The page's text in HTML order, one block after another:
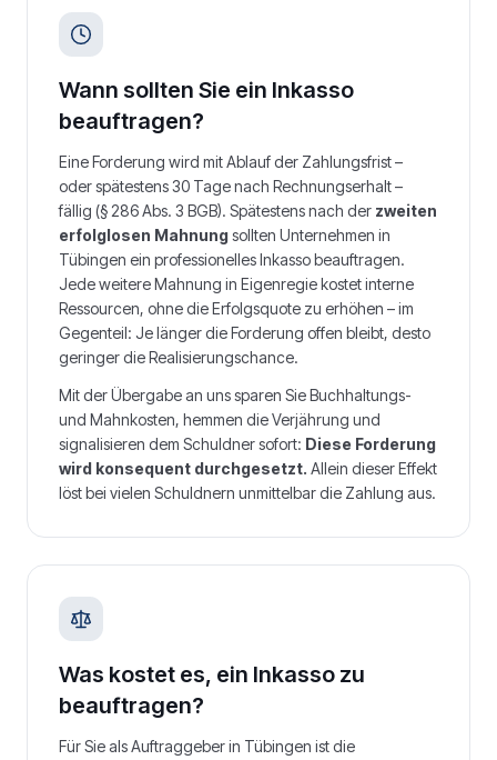
Wann sollten Sie ein Inkasso
beauftragen?
Eine Forderung wird mit Ablauf der Zahlungsfrist –
oder spätestens 30 Tage nach Rechnungserhalt –
fällig (§ 286 Abs. 3 BGB). Spätestens nach der zweiten
erfolglosen Mahnungsollten Unternehmen in
Tübingen ein professionelles Inkasso beauftragen.
Jede weitere Mahnung in Eigenregie kostet interne
Ressourcen, ohne die Erfolgsquote zu erhöhen – im
Gegenteil: Je länger die Forderung offen bleibt, desto
geringer die Realisierungschance.
Mit der Übergabe an uns sparen Sie Buchhaltungs-
und Mahnkosten, hemmen die Verjährung und
signalisieren dem Schuldner sofort: Diese Forderung
wird konsequent durchgesetzt. Allein dieser Effekt
löst bei vielen Schuldnern unmittelbar die Zahlung aus.
Was kostet es, ein Inkasso zu
beauftragen?
Für Sie als Auftraggeber in Tübingen ist die